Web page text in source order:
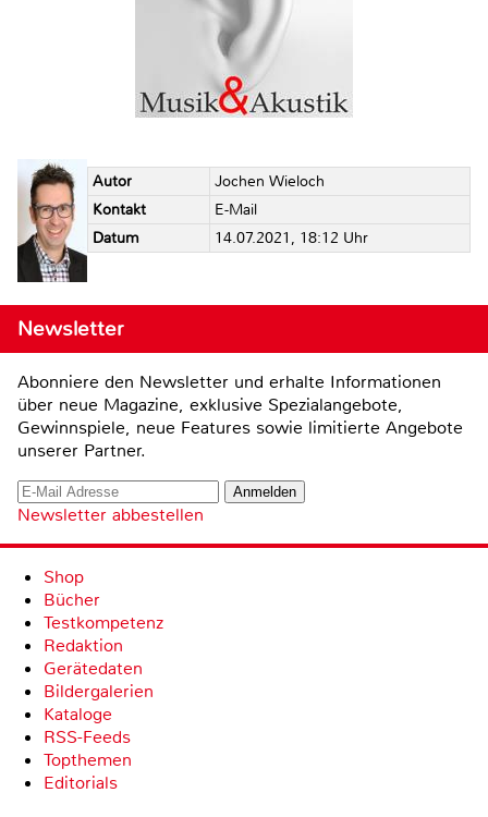
Autor
Jochen Wieloch
Kontakt
E-Mail
Datum
14.07.2021, 18:12 Uhr
Newsletter
Abonniere den Newsletter und erhalte Informationen
über neue Magazine, exklusive Spezialangebote,
Gewinnspiele, neue Features sowie limitierte Angebote
unserer Partner.
Newsletter abbestellen
Shop
Bücher
Testkompetenz
Redaktion
Gerätedaten
Bildergalerien
Kataloge
RSS-Feeds
Topthemen
Editorials